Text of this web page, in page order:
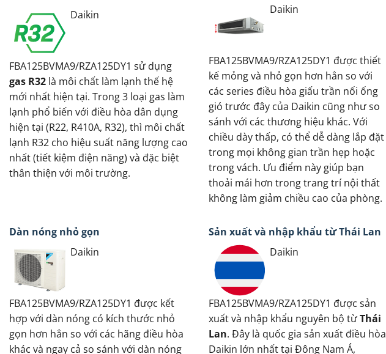
Daikin
FBA125BVMA9/RZA125DY1 sử dụng
gas R32 là môi chất làm lạnh thế hệ
mới nhất hiện tại. Trong 3 loại gas làm
lạnh phổ biến với điều hòa dân dụng
hiện tại (R22, R410A, R32), thì môi chất
lạnh R32 cho hiệu suất năng lượng cao
nhất (tiết kiệm điện năng) và đặc biệt
thân thiện với môi trường.
Daikin
FBA125BVMA9/RZA125DY1 được thiết
kế mỏng và nhỏ gọn hơn hẳn so với
các series điều hòa giấu trần nối ống
gió trước đây của Daikin cũng như so
sánh với các thương hiệu khác. Với
chiều dày thấp, có thể dễ dàng lắp đặt
trong mọi không gian trần hẹp hoặc
trong vách. Ưu điểm này giúp bạn
thoải mái hơn trong trang trí nội thất
không làm giảm chiều cao của phòng.
Dàn nóng nhỏ gọn
Daikin
FBA125BVMA9/RZA125DY1 được kết
hợp với dàn nóng có kích thước nhỏ
gọn hơn hẳn so với các hãng điều hòa
khác và ngay cả so sánh với dàn nóng
Sản xuất và nhập khẩu từ Thái Lan
Daikin
FBA125BVMA9/RZA125DY1 được sản
xuất và nhập khẩu nguyên bộ từThái
Lan. Đây là quốc gia sản xuất điều hòa
Daikin lớn nhất tại Đông Nam Á,